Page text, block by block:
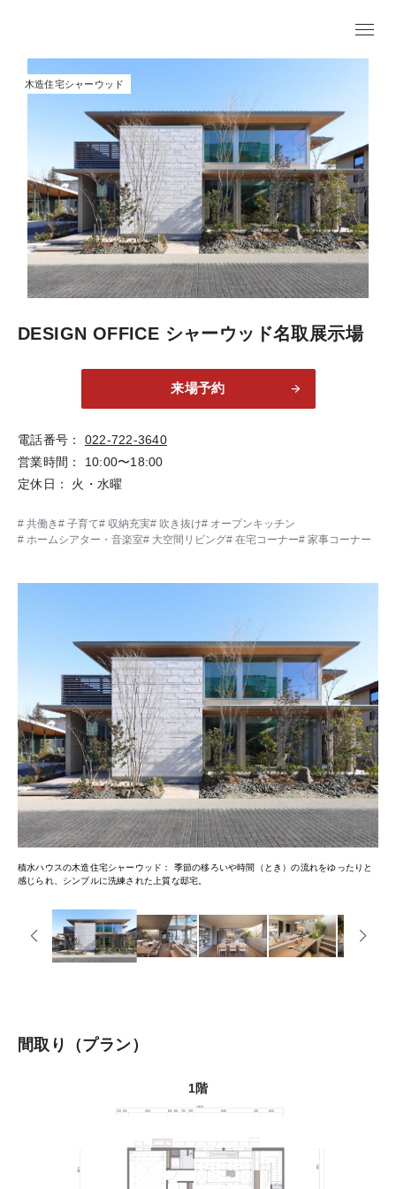
木造住宅シャーウッド
DESIGN OFFICE シャーウッド名取展示場
来場予約
電話番号
022-722-3640
営業時間
10:00〜18:00
定休日
火・水曜
共働き 子育て 収納充実 吹き抜け
オープンキッチン
ホームシアター・音楽室
大空間リビング 在宅コーナー 家事コーナー
積水ハウスの木造住宅シャーウッド
季節の移ろいや時間（とき）の流れをゆったりと
感じられ、シンプルに洗練された上質な邸宅。
間取り プラン
1階